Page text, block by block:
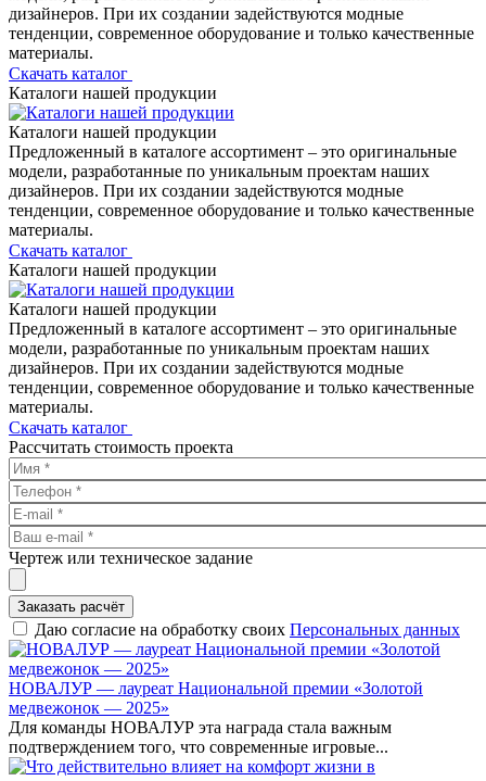
дизайнеров. При их создании задействуются модные
тенденции, современное оборудование и только качественные
материалы.
Скачать каталог
Каталоги нашей продукции
Каталоги нашей продукции
Предложенный в каталоге ассортимент – это оригинальные
модели, разработанные по уникальным проектам наших
дизайнеров. При их создании задействуются модные
тенденции, современное оборудование и только качественные
материалы.
Скачать каталог
Каталоги нашей продукции
Каталоги нашей продукции
Предложенный в каталоге ассортимент – это оригинальные
модели, разработанные по уникальным проектам наших
дизайнеров. При их создании задействуются модные
тенденции, современное оборудование и только качественные
материалы.
Скачать каталог
Рассчитать стоимость проекта
Чертеж или техническое задание
Заказать расчёт
Даю согласие на обработку своих Персональных данных
НОВАЛУР — лауреат Национальной премии «Золотой
медвежонок — 2025»
Для команды НОВАЛУР эта награда стала важным
подтверждением того, что современные игровые...